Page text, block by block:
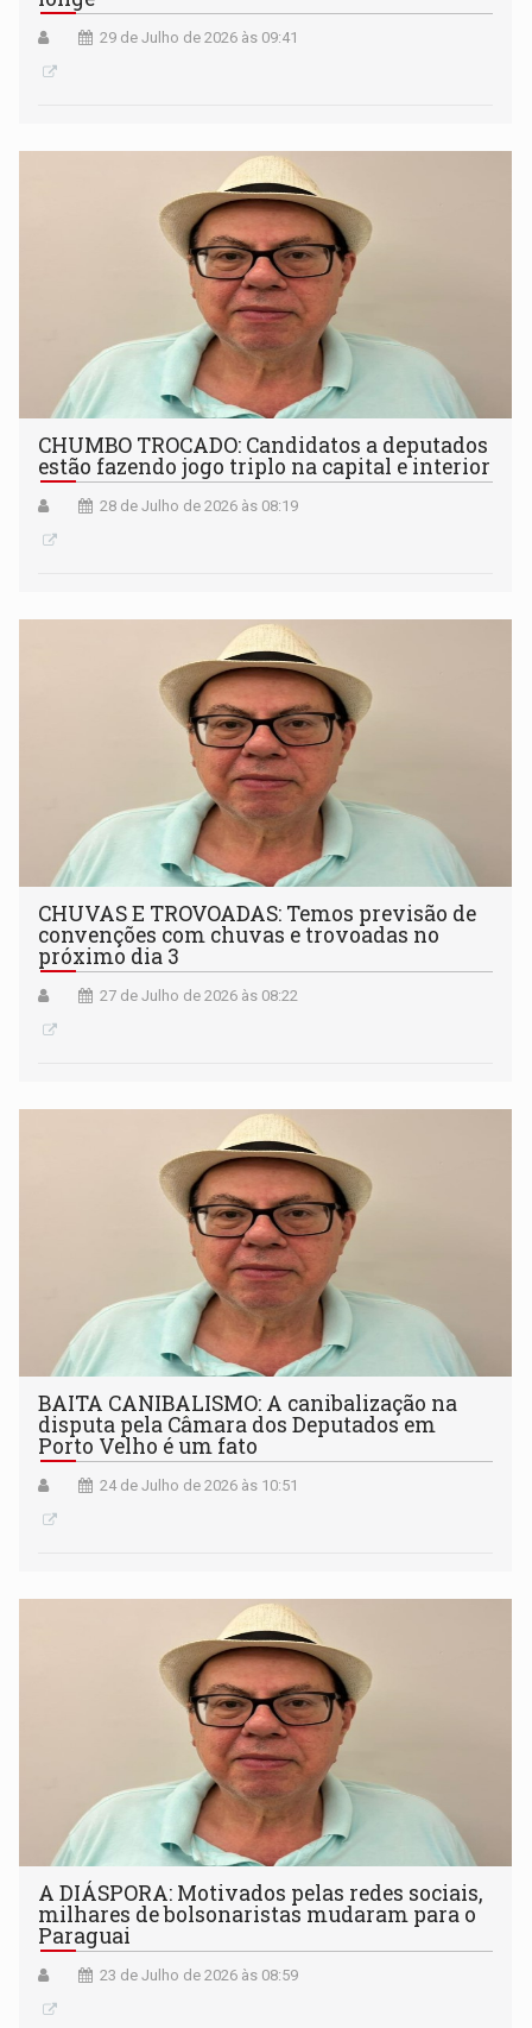
29 de Julho de 2026 às 09:41
CHUMBO TROCADO: Candidatos a deputados
estão fazendo jogo triplo na capital e interior
28 de Julho de 2026 às 08:19
CHUVAS E TROVOADAS: Temos previsão de
convenções com chuvas e trovoadas no
próximo dia 3
27 de Julho de 2026 às 08:22
BAITA CANIBALISMO: A canibalização na
disputa pela Câmara dos Deputados em
Porto Velho é um fato
24 de Julho de 2026 às 10:51
A DIÁSPORA: Motivados pelas redes sociais,
milhares de bolsonaristas mudaram para o
Paraguai
23 de Julho de 2026 às 08:59